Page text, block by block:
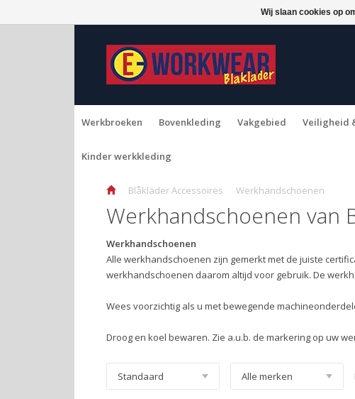
Werkbroeken Bovenkleding Vakgebied Veiligheid
Kinder werkkleding
Blåkläder Accessoires Werkhandschoenen
Werkhandschoenen van
Werkhandschoenen
Alle werkhandschoenen zijn gemerkt met de juiste
werkhandschoenen daarom altijd voor gebruik. De
Wees voorzichtig als u met bewegende
Droog en koel bewaren. Zie a.u.b. de markering op uw
Wij slaan cookies op